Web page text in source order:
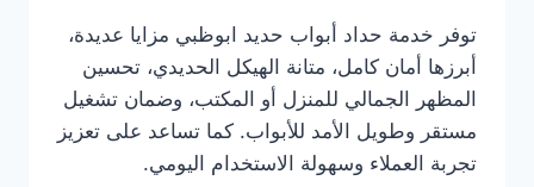
توفر خدمة حداد أبواب حديد ابوظبي مزايا عديدة،
أبرزها أمان كامل، متانة الهيكل الحديدي، تحسين
المظهر الجمالي للمنزل أو المكتب، وضمان تشغيل
مستقر وطويل الأمد للأبواب. كما تساعد على تعزيز
تجربة العملاء وسهولة الاستخدام اليومي.